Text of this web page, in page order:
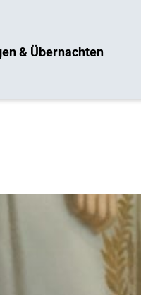
& Übernachten